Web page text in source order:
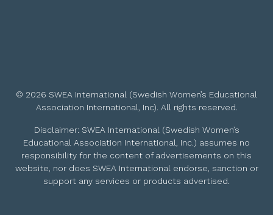
© 2026 SWEA International (Swedish Women’s Educational
Association International, Inc). All rights reserved.
Disclaimer: SWEA International (Swedish Women’s
Educational Association International, Inc.) assumes no
responsibility for the content of advertisements on this
website, nor does SWEA International endorse, sanction or
support any services or products advertised.